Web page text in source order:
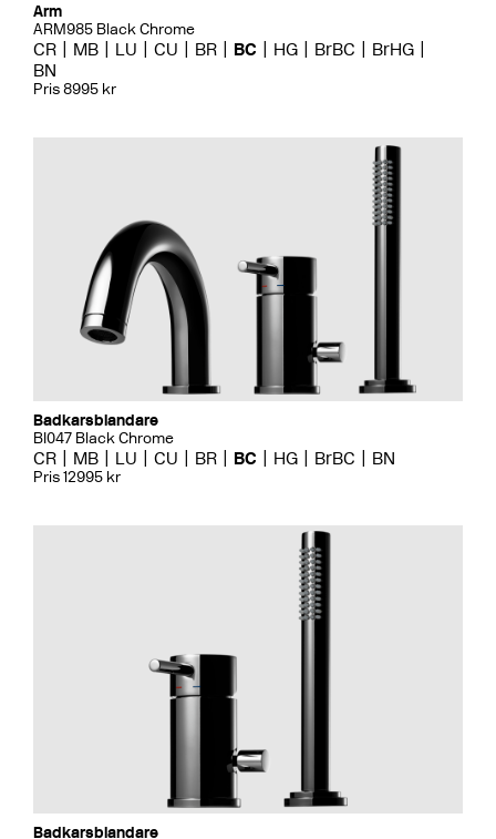
Arm
ARM985 Black Chrome
CR MB LU CU BR BC HG BrBC
BrHG
BN
Pris 8995 kr
Badkarsblandare
BI047 Black Chrome
CR MB LU CU BR BC HG BrBC BN
Pris 12995 kr
Badkarsblandare